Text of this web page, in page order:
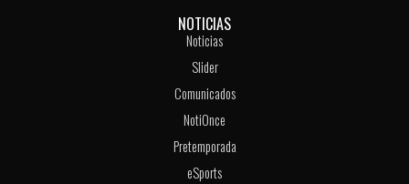
NOTICIAS
Noticias
Slider
Comunicados
NotiOnce
Pretemporada
eSports